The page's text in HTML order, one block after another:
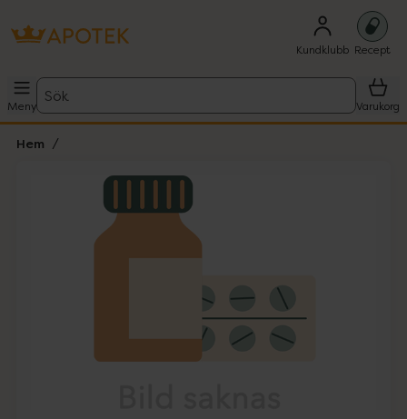
Kundklubb Recept
Meny
Sök
Varukorg
Hem
Lista: . Innehåller 1 objekt.